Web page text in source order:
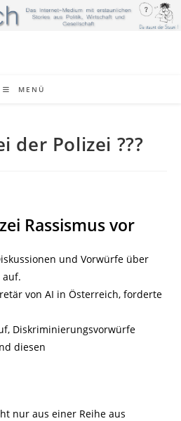
MENÜ
der Polizei ???
Rassismus vor
und Vorwürfe über
auf.
von AI in Österreich, forderte
Diskriminierungsvorwürfe
diesen
nur aus einer Reihe aus